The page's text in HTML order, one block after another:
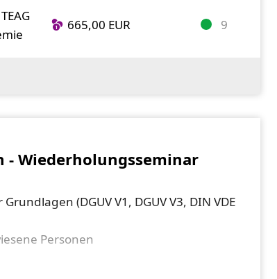
Betriebsstätten
665,00 EUR 9
- Wiederholungsseminar
(DGUV V1, DGUV V3, DIN VDE
Personen
Teile